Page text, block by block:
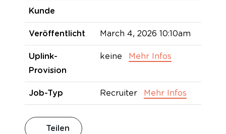
Kunde
Veröffentlicht March 4, 2026 10:10am
Uplink-
Provision
keine Mehr Infos
Job-Typ Recruiter Mehr Infos
Teilen